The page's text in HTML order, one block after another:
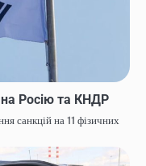
на Росію та КНДР
санкцій на 11 фізичних